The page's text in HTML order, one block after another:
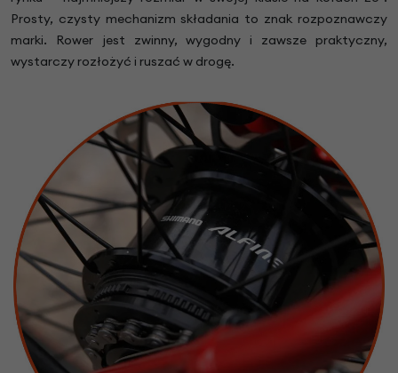
Prosty, czysty mechanizm składania to znak rozpoznawczy
marki. Rower jest zwinny, wygodny i zawsze praktyczny,
wystarczy rozłożyć i ruszać w drogę.